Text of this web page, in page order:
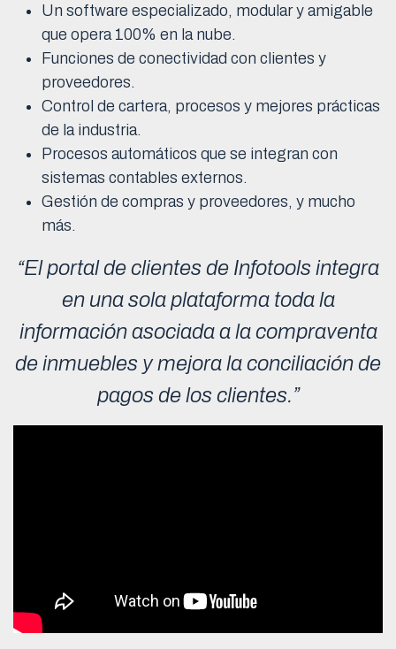
Un software especializado, modular y amigable
que opera 100% en la nube.
Funciones de conectividad con clientes y
proveedores.
Control de cartera, procesos y mejores prácticas
de la industria.
Procesos automáticos que se integran con
sistemas contables externos.
Gestión de compras y proveedores, y mucho
más.
“El portal de clientes de Infotools integra
en una sola plataforma toda la
información asociada a la compraventa
de inmuebles y mejora la conciliación de
pagos de los clientes.”